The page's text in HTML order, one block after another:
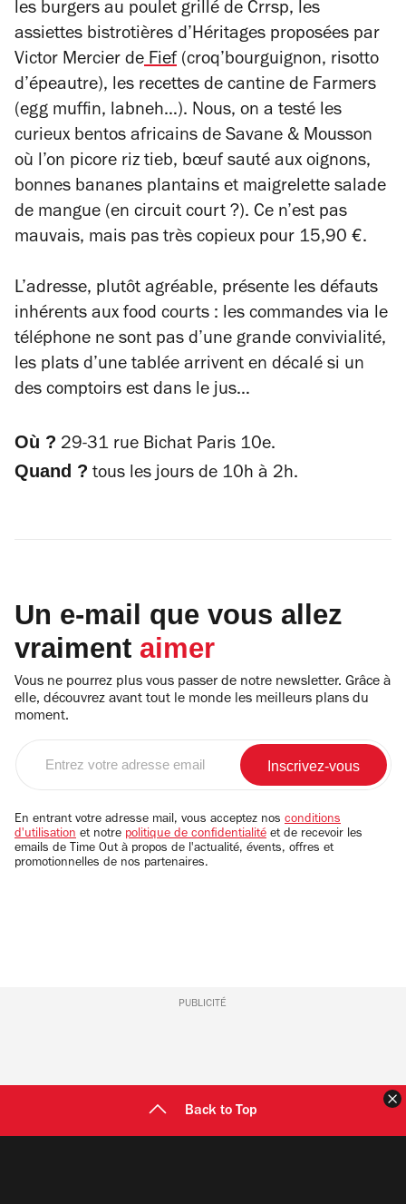
les burgers au poulet grillé de Crrsp, les
assiettes bistrotières d’Héritages proposées par
Victor Mercier de Fief (croq’bourguignon, risotto
d’épeautre), les recettes de cantine de Farmers
(egg muffin, labneh…). Nous, on a testé les
curieux bentos africains de Savane & Mousson
où l’on picore riz tieb, bœuf sauté aux oignons,
bonnes bananes plantains et maigrelette salade
de mangue (en circuit court ?). Ce n’est pas
mauvais, mais pas très copieux pour 15,90 €.
L’adresse, plutôt agréable, présente les défauts
inhérents aux food courts : les commandes via le
téléphone ne sont pas d’une grande convivialité,
les plats d’une tablée arrivent en décalé si un
des comptoirs est dans le jus…
Où ? 29-31 rue Bichat Paris 10e.
Quand ? tous les jours de 10h à 2h.
Un e-mail que vous allez
vraiment aimer
Vous ne pourrez plus vous passer de notre newsletter. Grâce à
elle, découvrez avant tout le monde les meilleurs plans du
moment.
email
En entrant votre adresse mail, vous acceptez nos conditions
d'utilisation et notre politique de confidentialité et de recevoir les
emails de Time Out à propos de l'actualité, évents, offres et
promotionnelles de nos partenaires.
PUBLICITÉ
Back to Top